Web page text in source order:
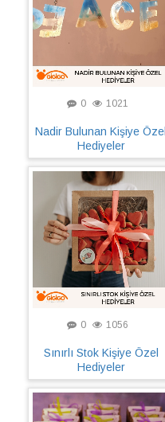
0 1021
Nadir Bulunan Kişiye Özel
Hediyeler
0 1056
Sınırlı Stok Kişiye Özel
Hediyeler